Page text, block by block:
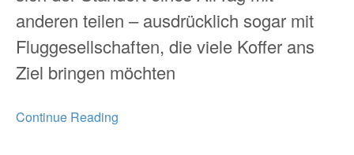
anderen teilen – ausdrücklich sogar mit
Fluggesellschaften, die viele Koffer ans
Ziel bringen möchten
Continue Reading